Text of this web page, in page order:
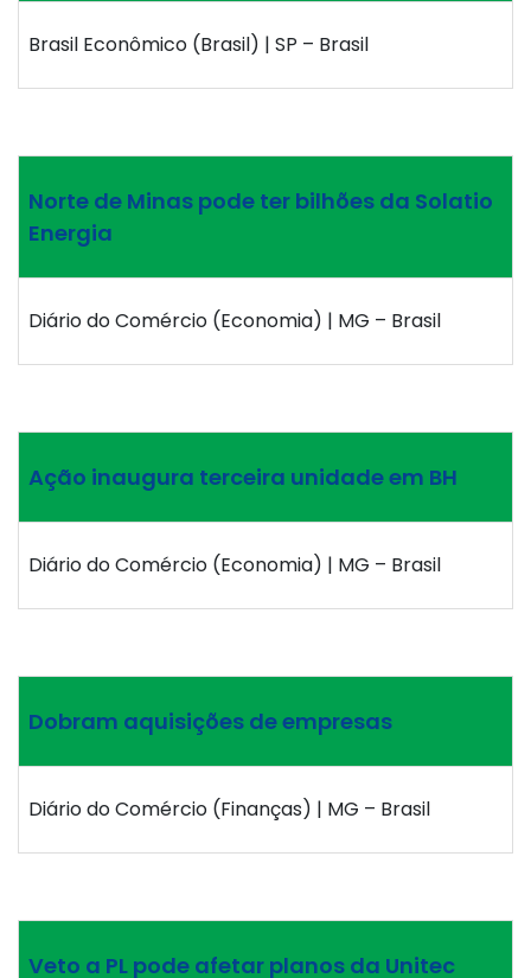
Brasil Econômico (Brasil) | SP – Brasil
Norte de Minas pode ter bilhões da Solatio
Energia
Diário do Comércio (Economia) | MG – Brasil
Ação inaugura terceira unidade em BH
Diário do Comércio (Economia) | MG – Brasil
Dobram aquisições de empresas
Diário do Comércio (Finanças) | MG – Brasil
Veto a PL pode afetar planos da Unitec